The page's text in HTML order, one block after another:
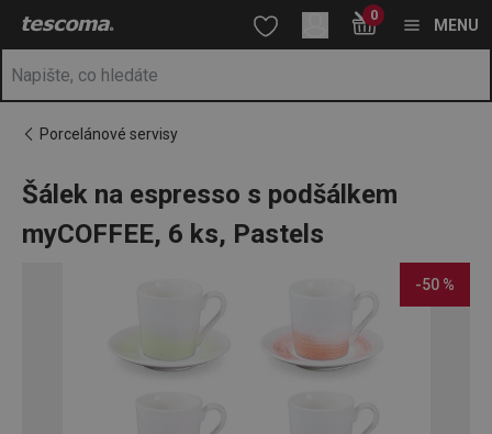
Nacházíte se na stránce Šálek na espresso s podšálkem
Přejít na hlavní obsah
Přejít na vyhledávání
Přejít na navigaci 0
MENU
Porcelánové servisy
Šálek na espresso s podšálkem
myCOFFEE, 6 ks, Pastels
-50 %